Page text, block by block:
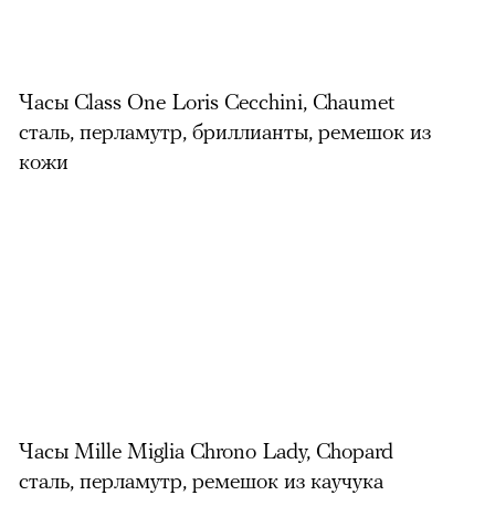
Часы Class One Loris Cecchini, Chaumet
сталь, перламутр, бриллианты, ремешок из
кожи
Часы Mille Miglia Chrono Lady, Chopard
сталь, перламутр, ремешок из каучука